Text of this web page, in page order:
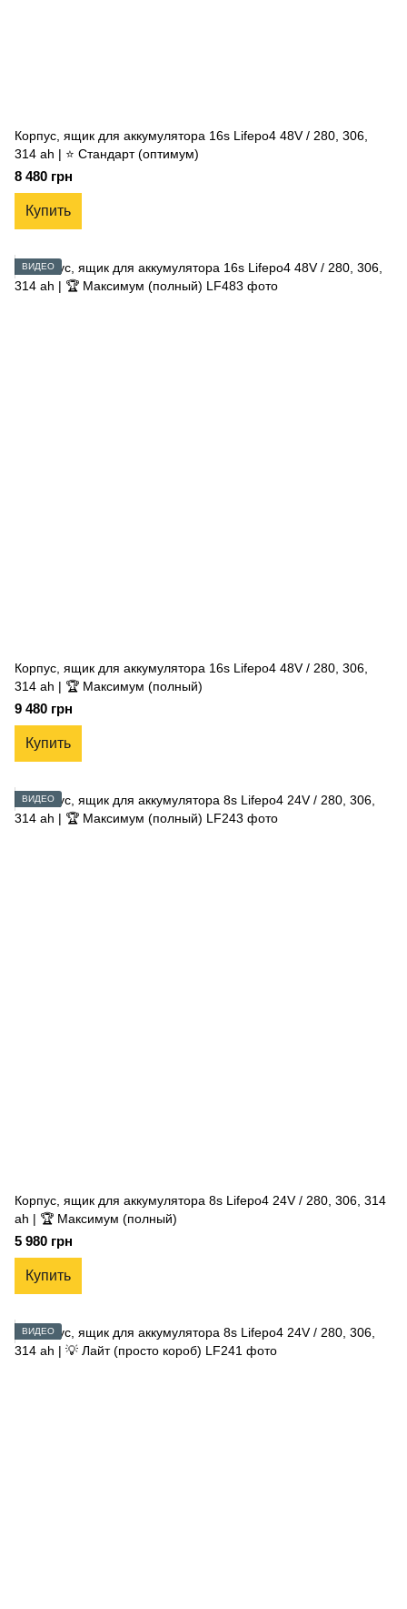
Корпус, ящик для аккумулятора 16s Lifepo4 48V / 280, 306,
314 ah | ⭐ Стандарт (оптимум)
8 480 грн
Купить
ВИДЕО
Корпус, ящик для аккумулятора 16s Lifepo4 48V / 280, 306,
314 ah | 🏆 Максимум (полный)
9 480 грн
Купить
ВИДЕО
Корпус, ящик для аккумулятора 8s Lifepo4 24V / 280, 306, 314
ah | 🏆 Максимум (полный)
5 980 грн
Купить
ВИДЕО